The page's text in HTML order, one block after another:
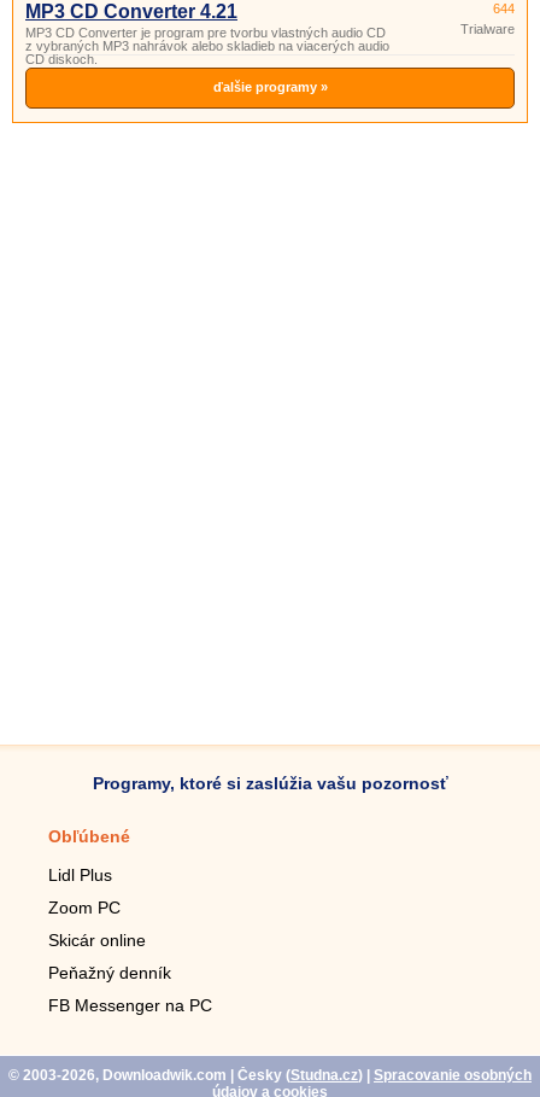
MP3 CD Converter 4.21
MP3 CD Converter je program pre tvorbu vlastných audio CD
z vybraných MP3 nahrávok alebo skladieb na viacerých audio
CD diskoch.
644
Trialware
ďalšie programy »
Programy, ktoré si zaslúžia vašu pozornosť
Obľúbené
Lidl Plus
Zoom PC
Skicár online
Peňažný denník
FB Messenger na PC
© 2003-2026, Downloadwik.com | Česky (Studna.cz)
Spracovanie osobných
údajov a cookies